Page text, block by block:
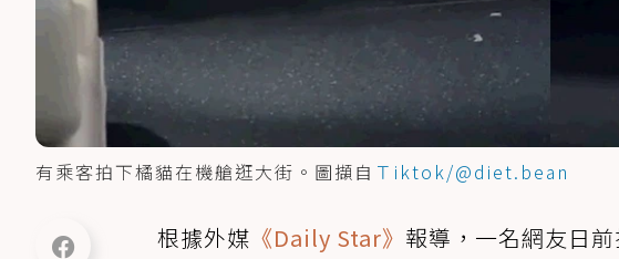
有乘客拍下橘貓在機艙逛大街。圖擷自 Ｔiktok/@diet.bean
根據外媒 《Daily Star》 報導，一名網友日